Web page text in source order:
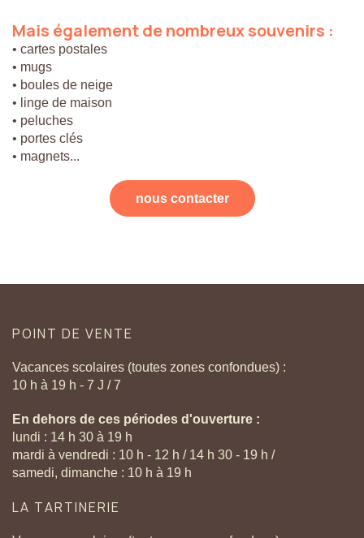
Mais égalementdenombreuxsouvenirs :
• cartes postales
• mugs
• boules de neige
• linge de maison
• peluches
• portes clés
• magnets...
nous contacter
POINT DE VENTE
Vacances scolaires (toutes zones confondues) :
10 h à 19 h - 7 J / 7
En dehors de ces périodes d'ouverture :
lundi : 14 h 30 à 19 h
mardi à vendredi : 10 h - 12 h / 14 h 30 - 19 h /
samedi, dimanche : 10 h à 19 h
LA TARTINERIE